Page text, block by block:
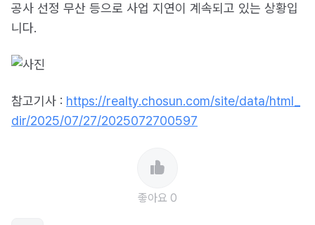
공사 선정 무산 등으로 사업 지연이 계속되고 있는 상황입
니다.
참고기사 : https://realty.chosun.com/site/data/html_
dir/2025/07/27/2025072700597
좋아요 0